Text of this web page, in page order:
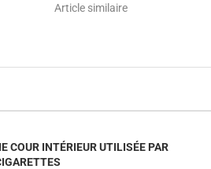
Article similaire
COUR INTÉRIEUR UTILISÉE PAR